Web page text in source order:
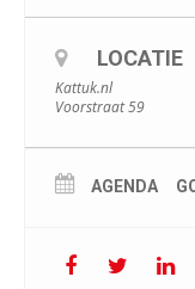
LOCATIE
Kattuk.nl
Voorstraat 59
AGENDA